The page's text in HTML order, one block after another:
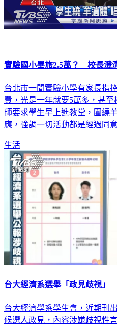
實驗國小畢旅2.5萬？ 校長澄
台北市一間實驗小學有家長指
費，光是一年就要5萬多，甚
師要求學生早上進教堂，圍繞
應，強調一切活動都是經過同
生活
台大經濟系選舉「政見歧視」
台大經濟學系學生會，近期刊
候選人政見，內容涉嫌歧視性